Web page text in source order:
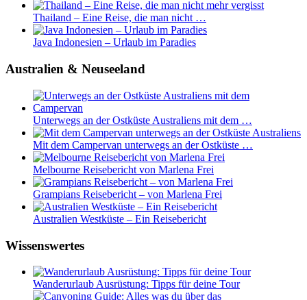
Thailand – Eine Reise, die man nicht …
Java Indonesien – Urlaub im Paradies
Australien & Neuseeland
Unterwegs an der Ostküste Australiens mit dem …
Mit dem Campervan unterwegs an der Ostküste …
Melbourne Reisebericht von Marlena Frei
Grampians Reisebericht – von Marlena Frei
Australien Westküste – Ein Reisebericht
Wissenswertes
Wanderurlaub Ausrüstung: Tipps für deine Tour